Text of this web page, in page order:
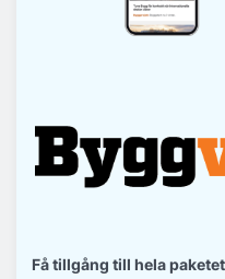
Få tillgång till hela